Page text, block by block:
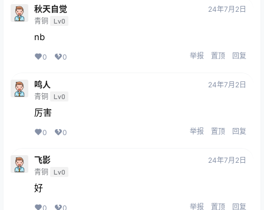
秋天自觉
青铜 Lv0
24年7月2日
nb
0 0 举报 置顶 回复
鸣人
青铜 Lv0
24年7月2日
厉害
0 0 举报 置顶 回复
飞影
青铜 Lv0
24年7月2日
好
0 0 举报 置顶 回复